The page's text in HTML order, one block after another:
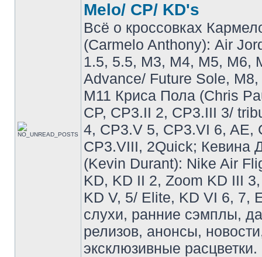
Melo/ CP/ KD's
Всё о кроссовках
(Carmelo Anthony): Air
1.5, 5.5, M3, M4, M5, M6,
Advance/ Future Sole,
M11 Криса Пола (Chris
CP, CP3.II 2, CP3.III 3/
4, CP3.V 5, CP3.VI 6, AE,
CP3.VIII, 2Quick; Кевина
(Kevin Durant): Nike Air
KD, KD II 2, Zoom KD III
KD V, 5/ Elite, KD VI 6, 7,
слухи, ранние сэмплы,
релизов, анонсы,
эксклюзивные расцветки.